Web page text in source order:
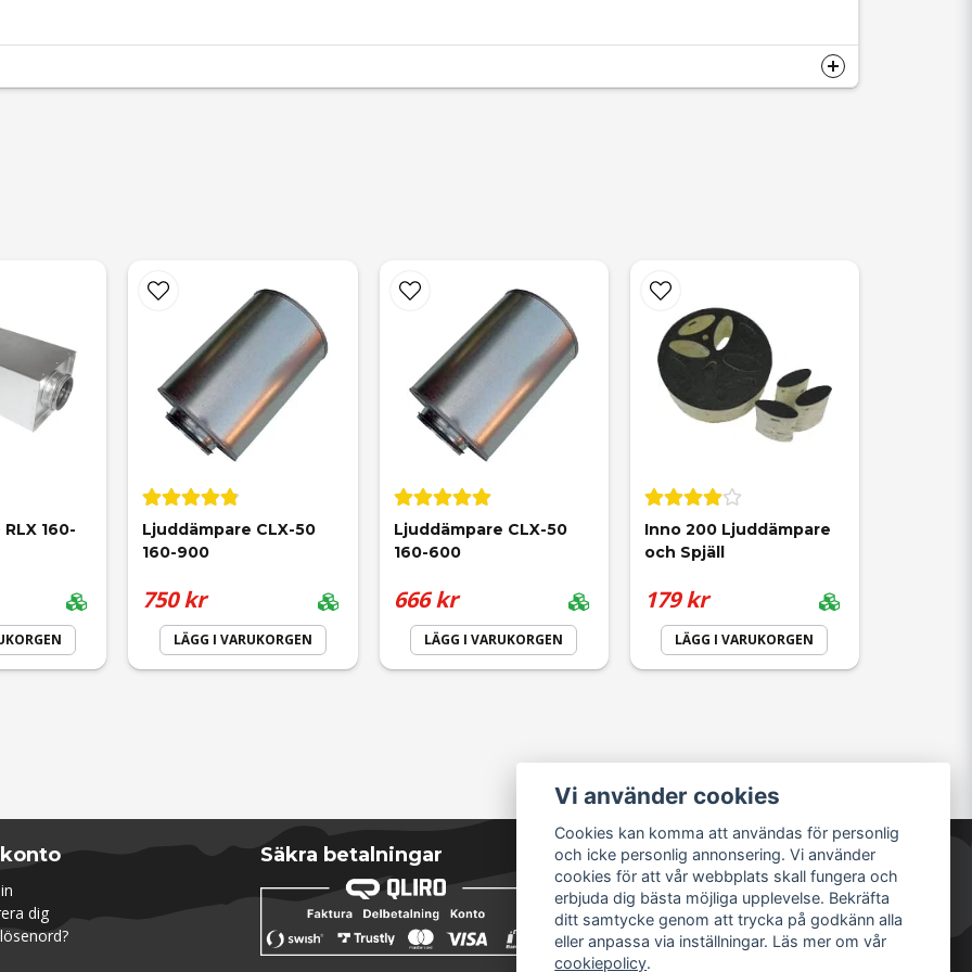
email
Mejladress
Skicka fråga
160-
Ljuddämpare CLX-50
160-900
750 kr
LÄGG I VARUKORGEN
Ljuddämpare CLX-50
160-600
666 kr
LÄGG I VARUKORGEN
Inno 200 Ljuddämpare
och Spjäll
179 kr
LÄGG I VARUKORGEN
dig
Säkra betalningar
Vi använder cookies
Cookies kan komma att användas för personlig
och icke personlig annonsering. Vi använder
cookies för att vår webbplats skall fungera och
erbjuda dig bästa möjliga upplevelse. Bekräfta
ditt samtycke genom att trycka på godkänn alla
eller anpassa via inställningar. Läs mer om vår
cookiepolicy.